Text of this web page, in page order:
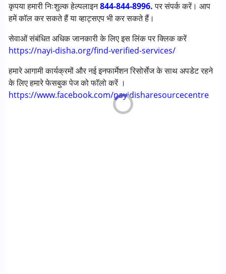
कृपया हमारी निःशुल्क हेल्पलाइन844-844-8996.पर संपर्क करें। आप
हमें कॉल कर सकते हैं या व्हाट्सएप भी कर सकते हैं।
सेवाओं संबंधित अधिक जानकारी के लिए इस लिंक पर क्लिक करें
https://nayi-disha.org/find-verified-services/
हमारे आगामी कार्यक्रमों और नई इनफार्मेशन रिसोर्सेज के साथ अपडेट रहने
के लिए हमारे फेसबुक पेज को फॉलो करें ।
https://www.facebook.com/nayidisharesourcecentre
आयु वर्ग :0 - 5 years ,6 - 12 years ,13 - 17 years
लिंगमहिला, पुरुष